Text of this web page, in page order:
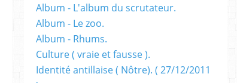
Album - L'album du scrutateur.
Album - Le zoo.
Album - Rhums.
Culture ( vraie et fausse ).
Identité antillaise ( Nôtre). ( 27/12/2011